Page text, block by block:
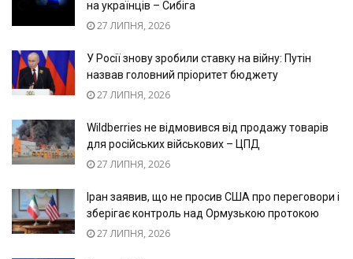
на українців – Сибіга
27 ЛИПНЯ, 2026
У Росії знову зробили ставку на війну: Путін
назвав головний пріоритет бюджету
27 ЛИПНЯ, 2026
Wildberries не відмовився від продажу товарів
для російських військових – ЦПД
27 ЛИПНЯ, 2026
Іран заявив, що не просив США про переговори і
зберігає контроль над Ормузькою протокою
27 ЛИПНЯ, 2026